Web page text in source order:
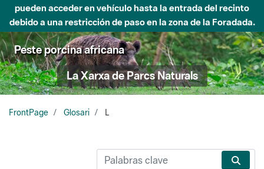
pueden acceder en vehículo hasta la entrada del recinto
debido a una restricción de paso en la zona de la Foradada.
Peste porcina africana
La Xarxa de Parcs Naturals
FrontPage Glosari L